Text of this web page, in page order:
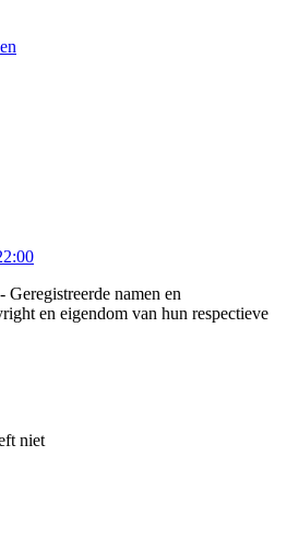
namen en
en eigendom van hun respectieve
niet